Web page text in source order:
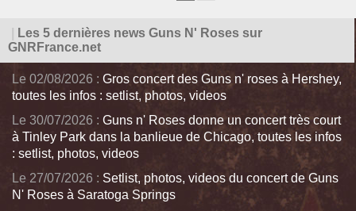
Les 5 dernières news Guns N' Roses sur
GNRFrance.net
Le 02/08/2026 : Gros concert des Guns n' roses à Hershey,
toutes les infos : setlist, photos, videos
Le 30/07/2026 : Guns n' Roses donne un concert très court
à Tinley Park dans la banlieue de Chicago, toutes les infos
: setlist, photos, videos
Le 27/07/2026 : Setlist, photos, videos du concert de Guns
N' Roses à Saratoga Springs